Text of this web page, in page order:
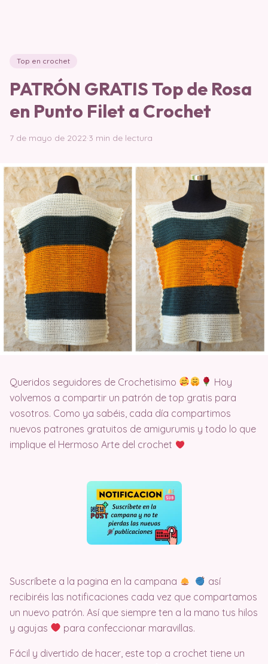
Top en crochet
PATRÓN GRATIS Top de Rosa
en Punto Filet a Crochet
7 de mayo de 2022·3 min de lectura
Queridos seguidores de Crochetisimo
Hoy
volvemos a compartir un patrón de top gratis para
vosotros. Como ya sabéis, cada día compartimos
nuevos patrones gratuitos de amigurumis y todo lo que
implique el Hermoso Arte del crochet
Suscríbete a la pagina en la campana
así
recibiréis las notificaciones cada vez que compartamos
un nuevo patrón. Así que siempre ten a la mano tus hilos
y agujas
para confeccionar maravillas.
Fácil y divertido de hacer, este top a crochet tiene un